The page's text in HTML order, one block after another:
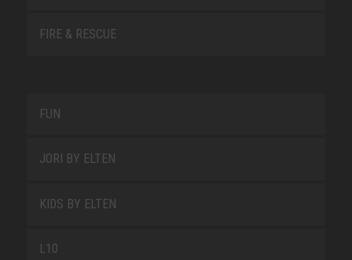
FIRE & RESCUE
FUN
JORI BY ELTEN
KIDS BY ELTEN
L10